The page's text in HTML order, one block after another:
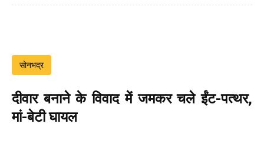
सोनभद्र
दीवार बनाने के विवाद में जमकर चले ईंट-पत्थर,
मां-बेटी घायल